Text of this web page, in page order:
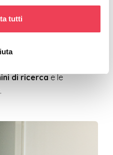
tutti
lecreatività
la corretta
di ricerca e le